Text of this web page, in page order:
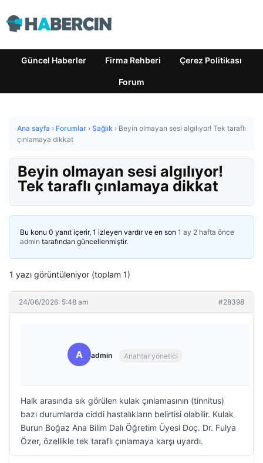
Güncel Haberler Firma Rehberi Çerez Politikası
Forum
Ana sayfa › Forumlar › Sağlık › Beyin olmayan sesi algılıyor! Tek taraflı
çınlamaya dikkat
Beyin olmayan sesi algılıyor!
Tek taraflı çınlamaya dikkat
Bu konu 0 yanıt içerir, 1 izleyen vardır ve en son 1 ay 2 hafta önce
admin tarafından güncellenmiştir.
1 yazı görüntüleniyor (toplam 1)
24/06/2026: 5:48 am #28398
A admin Anahtar yönetici
Halk arasında sık görülen kulak çınlamasının (tinnitus)
bazı durumlarda ciddi hastalıkların belirtisi olabilir. Kulak
Burun Boğaz Ana Bilim Dalı Öğretim Üyesi Doç. Dr. Fulya
Özer, özellikle tek taraflı çınlamaya karşı uyardı.